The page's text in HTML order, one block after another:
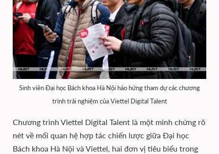
Sinh viên Đại học Bách khoa Hà Nội hào hứng tham dự các chương
trình trải nghiệm của Viettel Digital Talent
Chương trình Viettel Digital Talent là một minh chứng rõ
nét về mối quan hệ hợp tác chiến lược giữa Đại học
Bách khoa Hà Nội và Viettel, hai đơn vị tiêu biểu trong